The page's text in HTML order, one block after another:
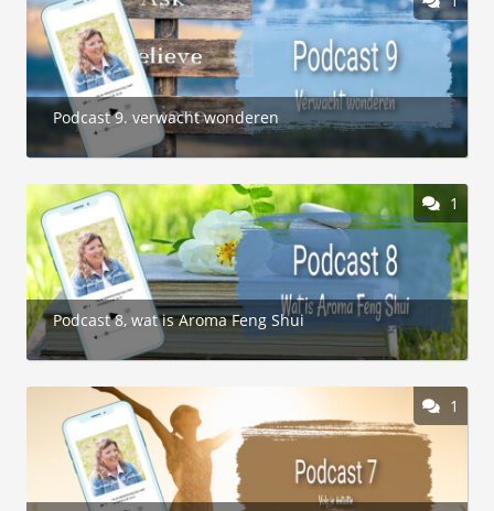
Podcast 9. verwacht wonderen
1
Podcast 8, wat is Aroma Feng Shui
1